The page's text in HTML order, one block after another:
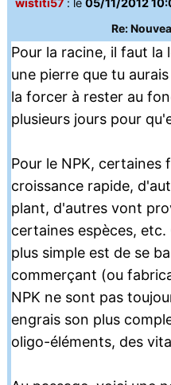
wistiti57 : le 05/11/2012
Re:
Pour la racine, il faut la
une pierre que tu
la forcer à rester au
plusieurs jours pour
Pour le NPK, certaines
croissance rapide,
plant, d'autres vont
certaines espèces,
plus simple est de se
commerçant (ou
NPK ne sont pas
engrais son plus
oligo-éléments, des